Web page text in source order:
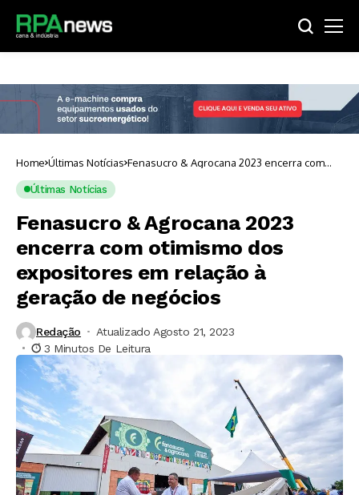
Home Últimas Notícias Fenasucro & Agrocana 2023 encerra com
otimismo dos expositores em relação à
Últimas Notícias
Fenasucro & Agrocana 2023
encerra com otimismo dos
expositores em relação à
geração de negócios
Redação
Atualizado Agosto 21, 2023
3 Minutos De Leitura